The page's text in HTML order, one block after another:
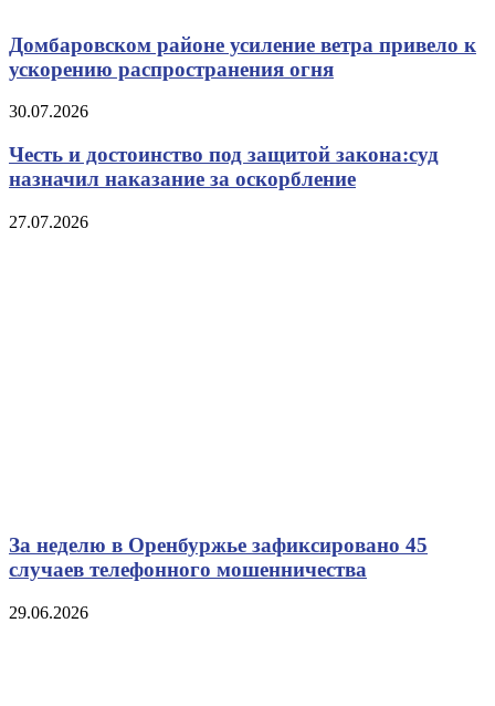
Домбаровском районе усиление ветра привело к
ускорению распространения огня
30.07.2026
Честь и достоинство под защитой закона:суд
назначил наказание за оскорбление
27.07.2026
За неделю в Оренбуржье зафиксировано 45
случаев телефонного мошенничества
29.06.2026